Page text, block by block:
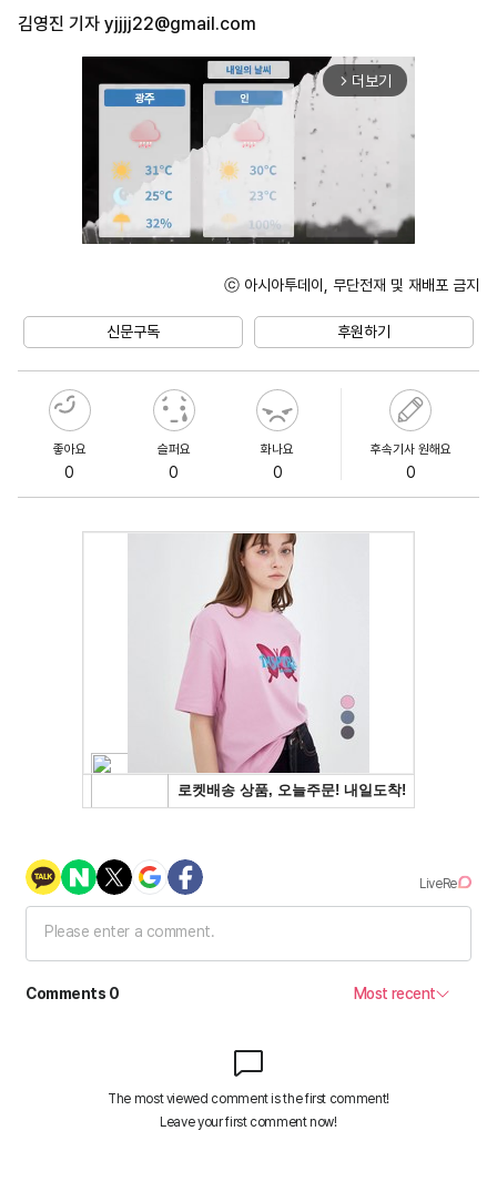
김영진 기자 yjjjj22@gmail.com
arrow_forward_ios 더보기
ⓒ 아시아투데이, 무단전재 및 재배포 금지
신문구독 후원하기
좋아요
0
슬퍼요
0
화나요
0
후속기사 원해요
0